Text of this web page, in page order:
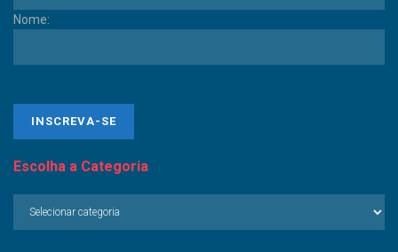
Nome:
Escolha a Categoria
Escolha